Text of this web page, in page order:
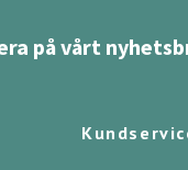
på vårt